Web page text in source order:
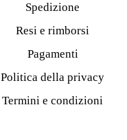
Spedizione
Resi e rimborsi
Pagamenti
Politica della privacy
Termini e condizioni